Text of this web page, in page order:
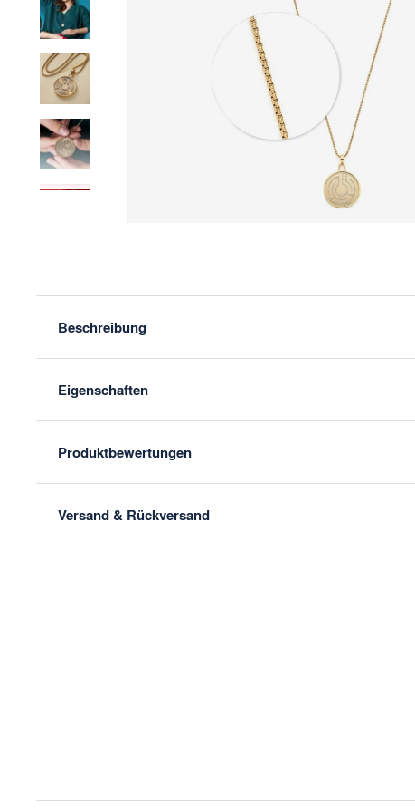
Zurück
Beschreibung
Eigenschaften
Produktbewertungen
Versand & Rückversand